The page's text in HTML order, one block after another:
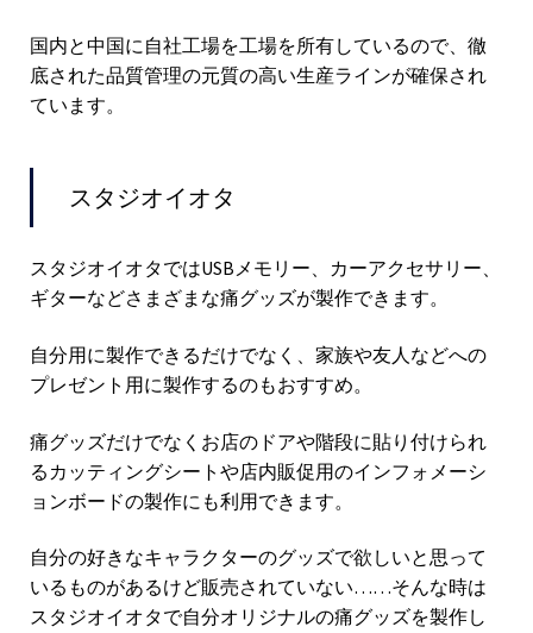
国内と中国に自社工場を工場を所有しているので、徹
底された品質管理の元質の高い生産ラインが確保され
ています。
スタジオイオタ
スタジオイオタではUSBメモリー、カーアクセサリー、
ギターなどさまざまな痛グッズが製作できます。
自分用に製作できるだけでなく、家族や友人などへの
プレゼント用に製作するのもおすすめ。
痛グッズだけでなくお店のドアや階段に貼り付けられ
るカッティングシートや店内販促用のインフォメーシ
ョンボードの製作にも利用できます。
自分の好きなキャラクターのグッズで欲しいと思って
いるものがあるけど販売されていない……そんな時は
スタジオイオタで自分オリジナルの痛グッズを製作し